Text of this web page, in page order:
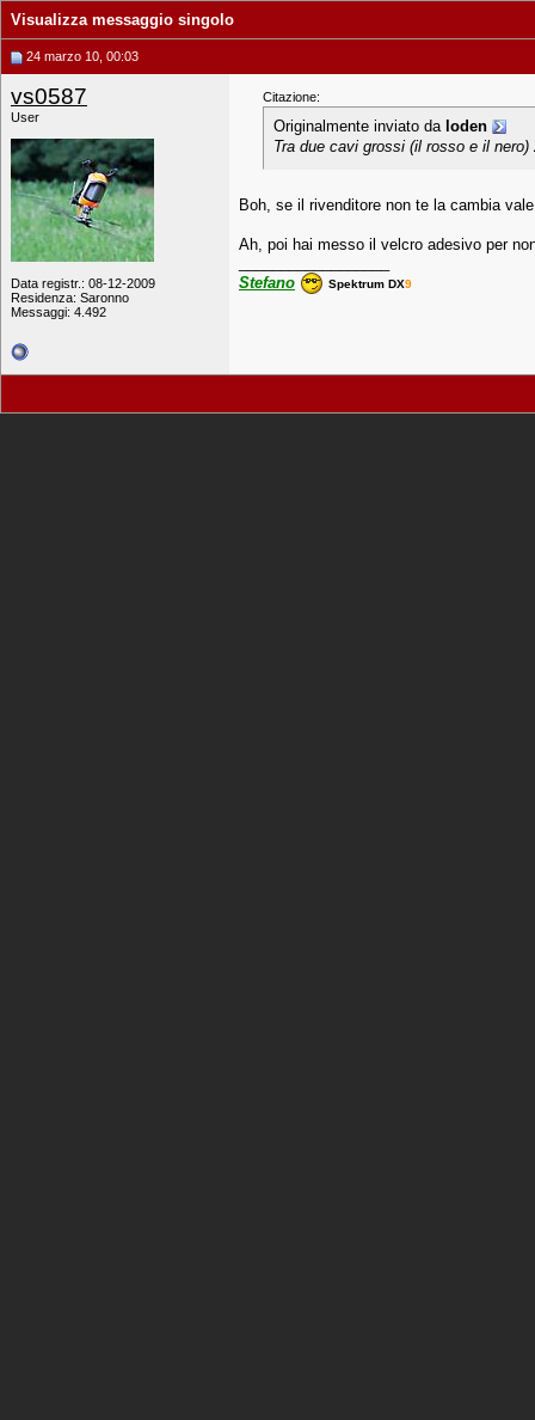
Visualizza messaggio singolo
24 marzo 10, 00:03
vs0587
User
Data registr.: 08-12-2009
Residenza: Saronno
Messaggi: 4.492
Citazione:
Originalmente inviato da loden
Tra due cavi grossi (il rosso e il
Boh, se il rivenditore non te la cambia
Ah, poi hai messo il velcro adesivo per
Stefano
Spektrum DX9